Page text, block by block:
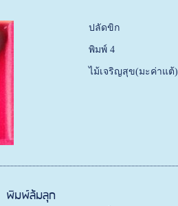
ปลัดขิก
พิมพ์ 4
ไม้เจริญสุข(มะค่าแต้)
พิมพ์ล้มลุก